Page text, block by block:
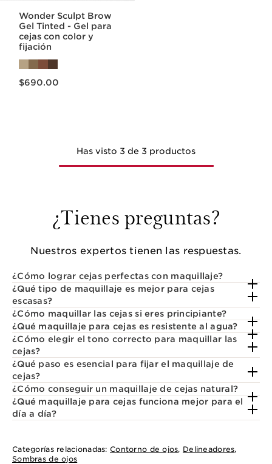
Wonder Sculpt Brow
Gel Tinted - Gel para
cejas con color y
fijación
$690.00
Has visto 3 de 3 productos
¿Tienes preguntas?
Nuestros expertos tienen las respuestas.
¿Cómo lograr cejas perfectas con maquillaje?
¿Qué tipo de maquillaje es mejor para cejas
escasas?
¿Cómo maquillar las cejas si eres principiante?
¿Qué maquillaje para cejas es resistente al agua?
¿Cómo elegir el tono correcto para maquillar las
cejas?
¿Qué paso es esencial para fijar el maquillaje de
cejas?
¿Cómo conseguir un maquillaje de cejas natural?
¿Qué maquillaje para cejas funciona mejor para el
día a día?
Categorías relacionadas: Contorno de ojos, Delineadores,
Sombras de ojos